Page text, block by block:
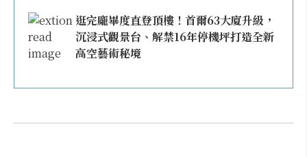
逛完龐畢度直登頂樓！首爾63大廈升級，
沉浸式觀景台、解禁16年停機坪打造全新
高空藝術秘境